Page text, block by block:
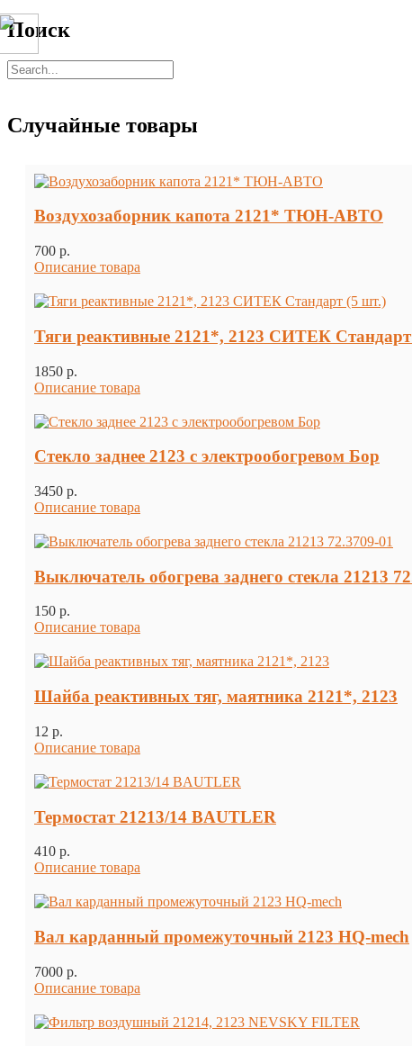
Поиск
Случайные товары
Воздухозаборник капота 2121* ТЮН-АВТО
700 p.
Описание товара
Тяги реактивные 2121*, 2123 СИТЕК
1850 p.
Описание товара
Стекло заднее 2123 с электрообогревом Бор
3450 p.
Описание товара
Выключатель обогрева заднего стекла 21213
150 p.
Описание товара
Шайба реактивных тяг, маятника 2121*, 2123
12 p.
Описание товара
Термостат 21213/14 BAUTLER
410 p.
Описание товара
Вал карданный промежуточный 2123 HQ-mech
7000 p.
Описание товара